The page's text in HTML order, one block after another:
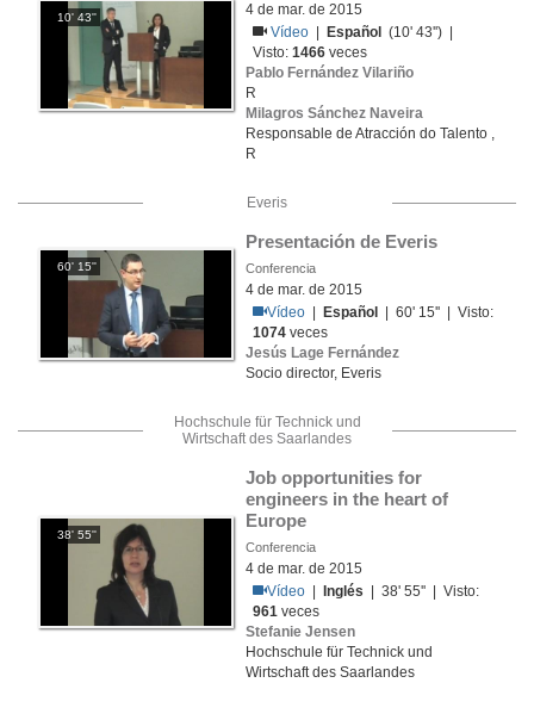
10' 43''
4 de mar. de 2015
Vídeo
Español
(10' 43'') |
Visto:1466 veces
Pablo Fernández Vilariño
R
Milagros Sánchez Naveira
Responsable de Atracción do Talento ,
R
Everis
60' 15''
Presentación de Everis
Conferencia
4 de mar. de 2015
Vídeo
Español
| 60' 15'' | Visto:
1074 veces
Jesús Lage Fernández
Socio director, Everis
Hochschule für Technick und
Wirtschaft des Saarlandes
38' 55''
Job opportunities for
engineers in the heart of
Europe
Conferencia
4 de mar. de 2015
Vídeo
Inglés | 38' 55'' | Visto:
961 veces
Stefanie Jensen
Hochschule für Technick und
Wirtschaft des Saarlandes